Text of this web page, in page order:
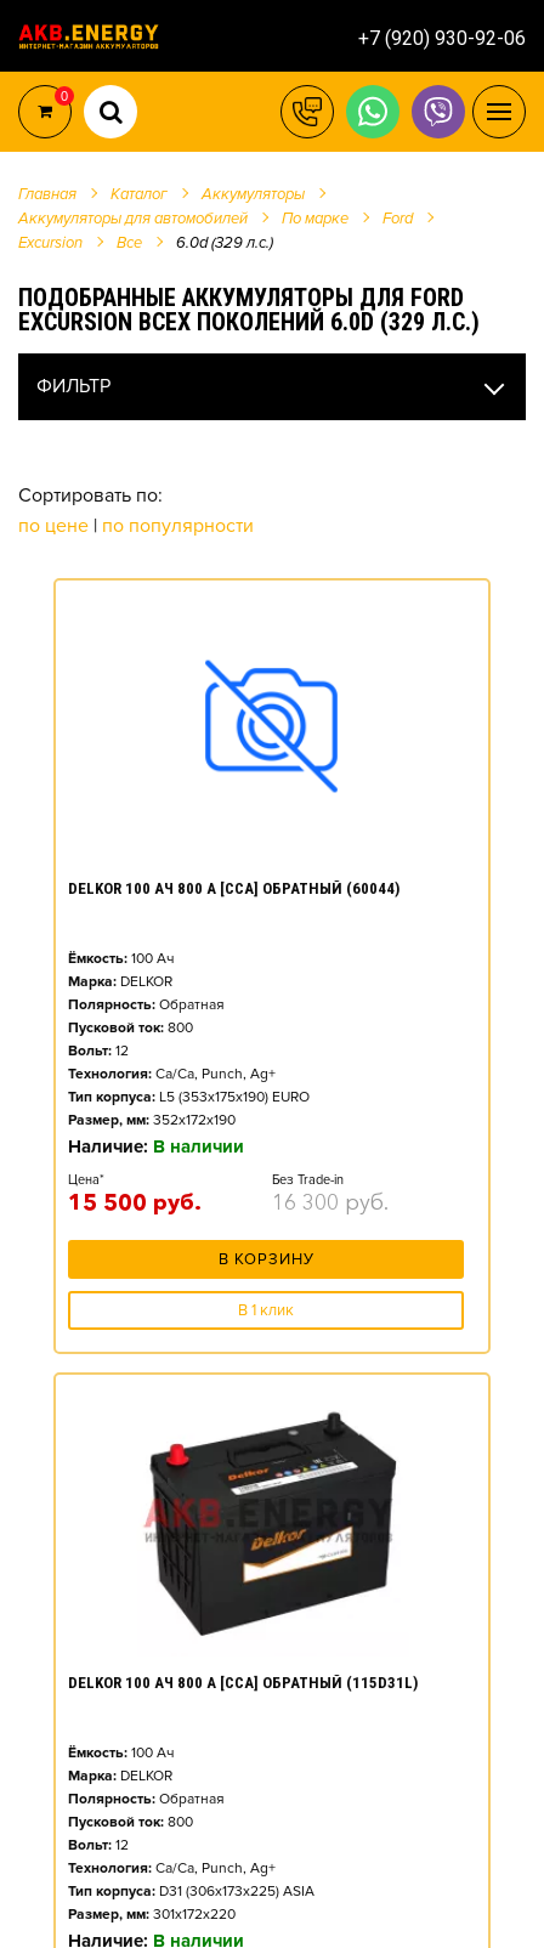
+7 (920) 930-92-06
0
Главная Каталог
Аккумуляторы
Аккумуляторы для автомобилей
По марке
Ford
Excursion
Все 6.0d (329 л.с.)
ПОДОБРАННЫЕ АККУМУЛЯТОРЫ ДЛЯ FORD
EXCURSION ВСЕХ ПОКОЛЕНИЙ 6.0D (329 Л.С.)
ФИЛЬТР
Сортировать по:
по цене | по популярности
DELKOR 100 АЧ 800 А [CCA] ОБРАТНЫЙ (60044)
Ёмкость: 100 Ач
Марка: DELKOR
Полярность: Обратная
Пусковой ток: 800
Вольт: 12
Технология: Ca/Ca, Punch, Ag+
Тип корпуса: L5 (353x175x190) EURO
Размер, мм: 352x172x190
Наличие: В наличии
Цена*
15 500 руб.
Без Trade-in
16 300 руб.
В КОРЗИНУ
В 1 клик
DELKOR 100 АЧ 800 А [CCA] ОБРАТНЫЙ (115D31L)
Ёмкость: 100 Ач
Марка: DELKOR
Полярность: Обратная
Пусковой ток: 800
Вольт: 12
Технология: Ca/Ca, Punch, Ag+
Тип корпуса: D31 (306x173x225) ASIA
Размер, мм: 301x172x220
Наличие: В наличии